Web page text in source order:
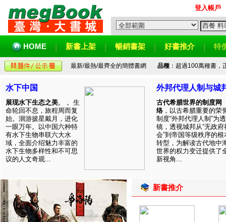
登入帳戶
HOME 新書上架 暢銷書架 好書推介 特
最新/最熱/最齊全的簡體書網 品種：超過100萬種書，
水下中国
展现水下生态之美。 。生
命轮回不息，旅程周而复
始。洄游披星戴月，进化
一眼万年。以中国六种特
有水下生物串联六大水
域，全面介绍魅力丰富的
水下生物多样性和不可思
议的人文奇观...
外邦代理人制与城
古代希腊世界的制度网
络 ，以古希腊重要的荣
制度“外邦代理人制”为透
镜，透视城邦从“无政府
会”到帝国等级秩序的根
转型，为解读古代地中
世界的权力变迁提供了
新视角...
新書推介